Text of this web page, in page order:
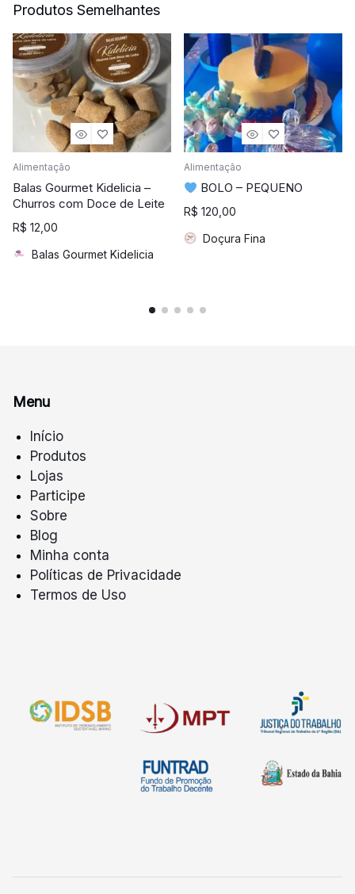
Produtos Semelhantes
Alimentação
Balas Gourmet Kidelicia –
Churros com Doce de Leite
R$ 12,00
Balas Gourmet Kidelicia
Alimentação
BOLO – PEQUENO
R$ 120,00
Doçura Fina
Menu
Início
Produtos
Lojas
Participe
Sobre
Blog
Minha conta
Políticas de Privacidade
Termos de Uso